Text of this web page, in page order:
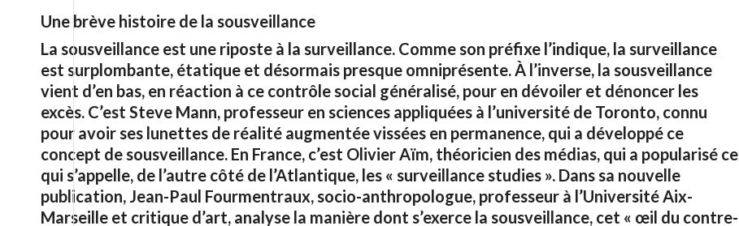
Une brève histoire de la sousveillance
La sousveillance est une riposte à la surveillance. Comme son préfixe l’indique, la surveillance
est surplombante, étatique et désormais presque omniprésente.À l’inverse, la sousveillance
vient d’en bas, en réaction à ce contrôle social généralisé, pour en dévoiler et dénoncer les
excès. C’est Steve Mann, professeur en sciences appliquées à l’université de Toronto, connu
pour avoir ses lunettes de réalité augmentée vissées en permanence, qui a développé ce
concept de sousveillance. En France, c’est Olivier Aïm, théoricien des médias, qui a popularisé ce
qui s’appelle, de l’autre côté de l’Atlantique, les « surveillance studies ». Dans sa nouvelle
publication, Jean-Paul Fourmentraux, socio-anthropologue, professeur à l’Université Aix-
Marseille et critique d’art, analyse la manière dont s’exerce la sousveillance, cet « œil du contre-